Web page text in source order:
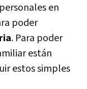
en
poder
. Para poder
están
estos simples